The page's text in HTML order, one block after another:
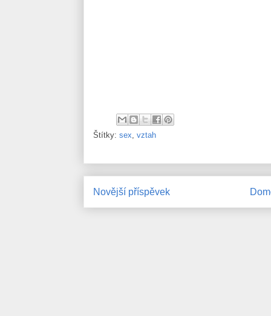
Štítky: sex, vztah
Novější příspěvek